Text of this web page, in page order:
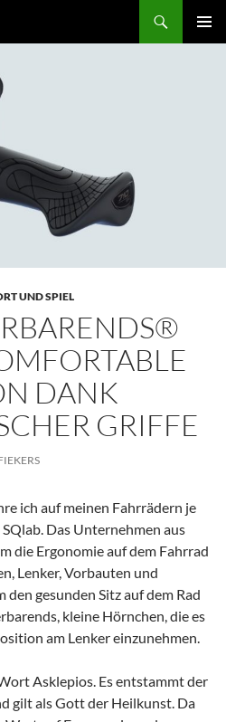
UND SPIEL
DANK
GRIFFE
ich auf meinen Fahrrädern je
Das Unternehmen aus
die Ergonomie auf dem Fahrrad
Lenker, Vorbauten und
gesunden Sitz auf dem Rad
kleine Hörnchen, die es
am Lenker einzunehmen.
Asklepios. Es entstammt der
gilt als Gott der Heilkunst. Da